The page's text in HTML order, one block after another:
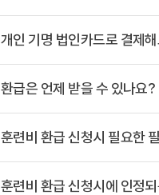
개인 기명 법인카드로 결제
환급은 언제 받을 수 있나요?
훈련비 환급 신청시 필요한
훈련비 환급 신청시에 인정